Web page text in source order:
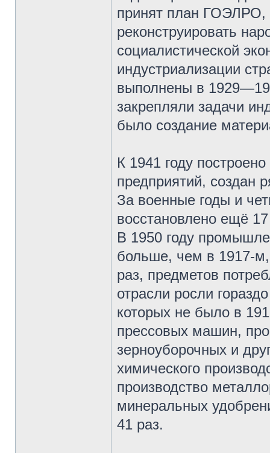
принят план ГОЭЛРО,
реконструировать
социалистической
индустриализации
выполнены в
закрепляли задачи
было создание
К 1941 году
предприятий, создан
За военные годы и
восстановлено ещё
В 1950 году
больше, чем в 1917-
раз, предметов
отрасли росли
которых не было в
прессовых машин,
зерноуборочных и
химического
производство
минеральных
41 раз.